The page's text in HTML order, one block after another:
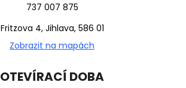
737 007 875
Fritzova 4, Jihlava, 586 01
Zobrazit na mapách
OTEVÍRACÍ DOBA